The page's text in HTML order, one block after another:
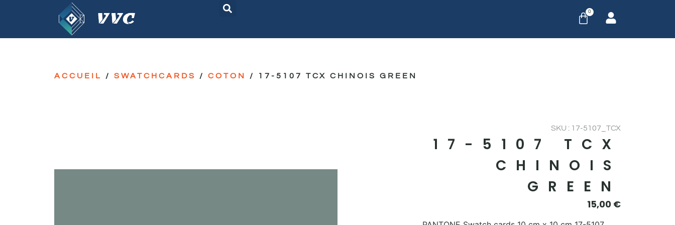
0
ACCUEIL / SWATCHCARDS / COTON / 17-5107 TCX CHINOIS GREEN
SKU : 17-5107_TCX
17-5107 TCX
CHINOIS
GREEN
15,00 €